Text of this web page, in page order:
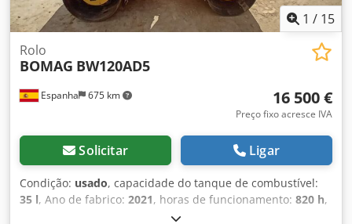
1 / 15
Espanha 675 km
Rolo
BOMAG BW120AD5
16 500 €
Preço fixo acresce IVA
Solicitar Ligar
Condição: usado, capacidade do tanque de combustível:
35 l, Ano de fabrico: 2021, horas de funcionamento: 820 h,
Peso em vazio: 2.700 kg Codpfx Akjy Iz A Ajwjrf Dimensões